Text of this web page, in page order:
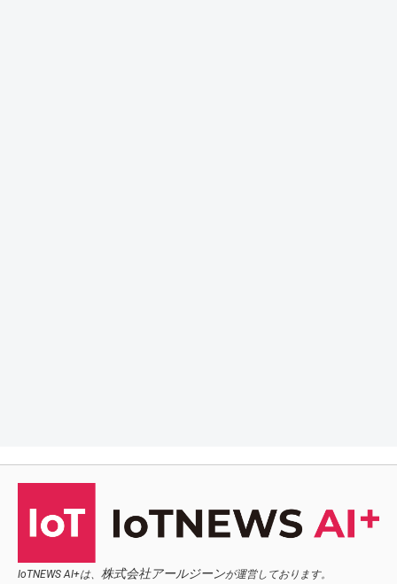
IoTNEWS AI+は、 株式会社アールジーンが運営しております。